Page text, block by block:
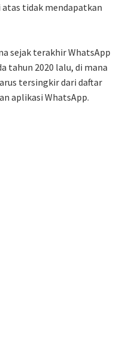
tidak mendapatkan
sejak terakhir WhatsApp
tahun 2020 lalu, di mana
tersingkir dari daftar
aplikasi WhatsApp.